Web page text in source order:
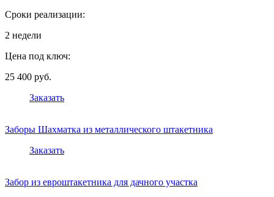
Сроки реализации:
2 недели
Цена под ключ:
25 400 руб.
Заказать
Заборы Шахматка из металлического штакетника
Заказать
Забор из евроштакетника для дачного участка